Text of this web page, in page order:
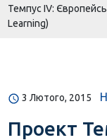
Темпус IV:
Learning)
3 Лютого, 2015
Проект